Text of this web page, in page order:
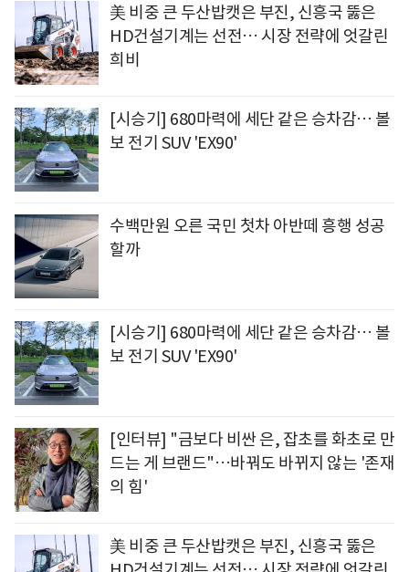
美 비중 큰 두산밥캣은 부진, 신흥국 뚫은
HD건설기계는 선전… 시장 전략에 엇갈린
희비
[시승기] 680마력에 세단 같은 승차감… 볼
보 전기 SUV 'EX90'
수백만원 오른 국민 첫차 아반떼 흥행 성공
할까
[시승기] 680마력에 세단 같은 승차감… 볼
보 전기 SUV 'EX90'
[인터뷰] "금보다 비싼 은, 잡초를 화초로 만
드는 게 브랜드"…바꿔도 바뀌지 않는 '존재
의 힘'
美 비중 큰 두산밥캣은 부진, 신흥국 뚫은